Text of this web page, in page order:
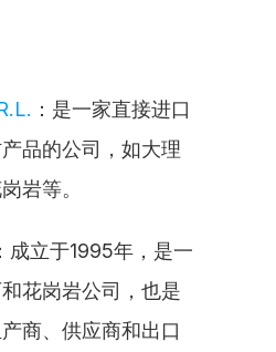
：是一家直接进口
品的公司，如大理
岩等。
：成立于1995年，是一
花岗岩公司，也是
商、供应商和出口